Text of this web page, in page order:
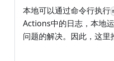
本地可以通过命令行执行
Actions中的日志，本地
问题的解决。因此，这